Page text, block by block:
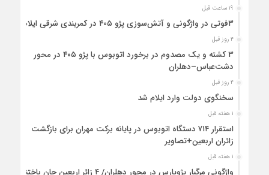
۱۹ ساعت قبل
۳فوتی در واژگونی و آتش‌سوزی پژو ۴۰۵ در کمربندی شرقی ایلام
۴ روز قبل
۳ کشته و یک مصدوم در برخورد اتوبوس با پژو ۴۰۵ در محور
دشت‌عباس–دهلران
۴ روز قبل
سخنگوی دولت وارد ایلام شد
۱ هفته قبل
استقرار ۷۱۴ دستگاه اتوبوس در پایانه برکت مهران برای بازگشت
زائران اربعین+تصاویر
۱ هفته قبل
واژگونی مرگبار پژوپارس در محور دهلران/ ۴ زائر اربعین جان باختند